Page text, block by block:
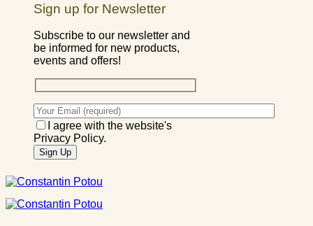
Sign up for Newsletter
Subscribe to our newsletter and
be informed for new products,
events and offers!
I agree with the website's
Privacy Policy.